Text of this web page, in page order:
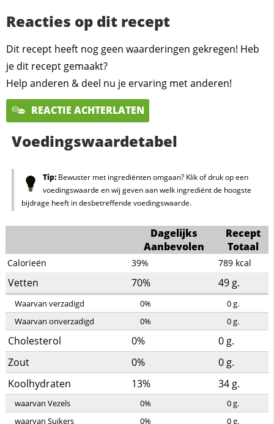
Reacties op dit recept
Dit recept heeft nog geen waarderingen gekregen! Heb
je dit recept gemaakt?
Help anderen & deel nu je ervaring met anderen!
REACTIE ACHTERLATEN
Voedingswaardetabel
Tip:Bewuster met ingrediënten omgaan? Klik of druk op een
voedingswaarde en wij geven aan welk ingrediënt de hoogste
bijdrage heeft in desbetreffende voedingswaarde.
Dagelijks
Aanbevolen
Recept
Totaal
Calorieën 39% 789 kcal
Vetten 70% 49 g.
Waarvan verzadigd 0% 0g.
Waarvan onverzadigd
0% 0g.
Cholesterol 0% 0 g.
Zout
0% 0 g.
Koolhydraten
13% 34 g.
waarvan Vezels 0% 0g.
waarvan Suikers
0% 0g.